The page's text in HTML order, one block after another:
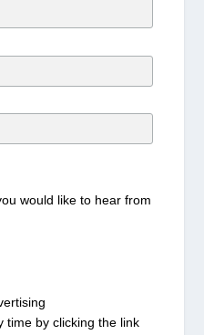
would like to hear from
time by clicking the link